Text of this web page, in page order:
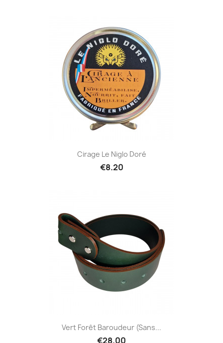
Cirage Le Niglo Doré
€8.20
Vert Forêt Baroudeur (sans...
€28.00